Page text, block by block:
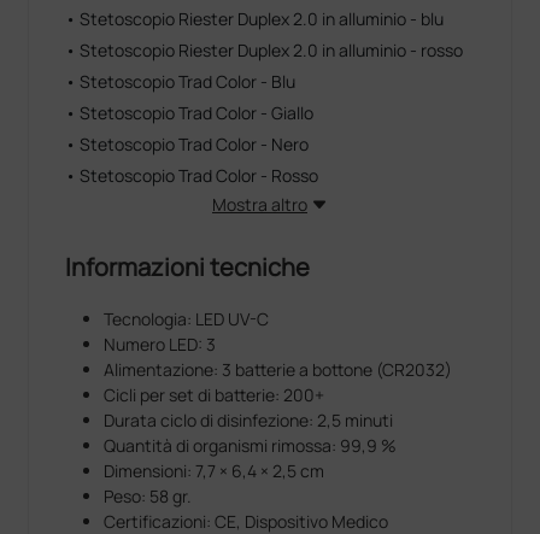
• Stetoscopio Riester Duplex 2.0 in alluminio - blu
• Stetoscopio Riester Duplex 2.0 in alluminio - rosso
• Stetoscopio Trad Color - Blu
• Stetoscopio Trad Color - Giallo
• Stetoscopio Trad Color - Nero
• Stetoscopio Trad Color - Rosso
Mostra altro
Informazioni tecniche
Tecnologia: LED UV-C
Numero LED: 3
Alimentazione: 3 batterie a bottone (CR2032)
Cicli per set di batterie: 200+
Durata ciclo di disinfezione: 2,5 minuti
Quantità di organismi rimossa: 99,9 %
Dimensioni: 7,7 × 6,4 × 2,5 cm
Peso: 58 gr.
Certificazioni: CE, Dispositivo Medico